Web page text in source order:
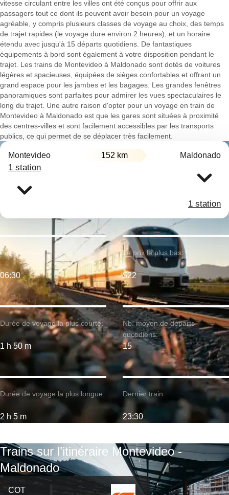
vitesse circulant entre les villes ont été conçus pour offrir aux
passagers tout ce dont ils peuvent avoir besoin pour un voyage
agréable, y compris plusieurs classes de voyage au choix, des temps
de trajet rapides (le voyage dure environ 2 heures), et un horaire
étendu avec jusqu'à 15 départs quotidiens. De fantastiques
équipements à bord sont également à votre disposition pendant le
trajet. Les trains de Montevideo à Maldonado sont dotés de voitures
légères et spacieuses, équipées de sièges confortables et offrant un
grand espace pour les jambes et les bagages. Les grandes fenêtres
panoramiques sont parfaites pour admirer les vues spectaculaires le
long du trajet. Une autre raison d'opter pour un voyage en train de
Montevideo à Maldonado est que les gares sont situées à proximité
des centres-villes et sont facilement accessibles par les transports
publics, ce qui permet de se déplacer très facilement.
Montevideo 152 km Maldonado
1 station
1 station
Durée de voyage la plus courte:
1 h 50 m
Premier train:
06:30
Durée de voyage la plus longue:
2 h 5 m
Le prix le plus bas:
$22
Nb. moyen de départs
quotidiens:
15
Dernier train:
23:30
Trains sur l’itinéraire Montevideo -
Maldonado
COT